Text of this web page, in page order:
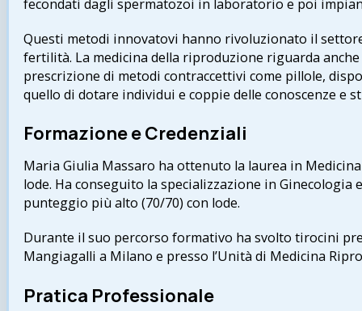
fecondati dagli spermatozoi in laboratorio e poi
Questi metodi innovatovi hanno rivoluzionato il
fertilità. La medicina della riproduzione riguarda
prescrizione di metodi contraccettivi come pillole,
quello di dotare individui e coppie delle conoscenze
Formazione e Credenziali
Maria Giulia Massaro ha ottenuto la laurea in
lode. Ha conseguito la specializzazione in
punteggio più alto (70/70) con lode.
Durante il suo percorso formativo ha svolto tirocini
Mangiagalli a Milano e presso l’Unità di Medicina
Pratica Professionale